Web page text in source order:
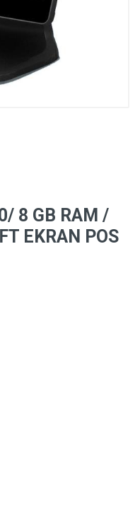
8 GB RAM /
EKRAN POS